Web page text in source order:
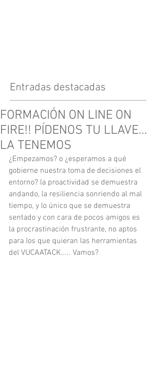
Entradas destacadas
FORMACIÓN ON LINE ON
FIRE!! PÍDENOS TU LLAVE...
LA TENEMOS
¿Empezamos? o ¿esperamos a qué
gobierne nuestra toma de decisiones el
entorno? la proactividad se demuestra
andando, la resiliencia sonriendo al mal
tiempo, y lo único que se demuestra
sentado y con cara de pocos amigos es
la procrastinación frustrante, no aptos
para los que quieran las herramientas
del VUCAATACK..... Vamos?